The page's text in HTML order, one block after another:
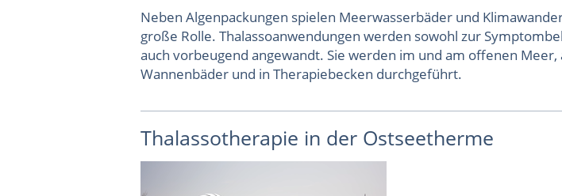
Neben Algenpackungen spielen Meerwasserbäder und
große Rolle. Thalassoanwendungen werden sowohl zur
auch vorbeugend angewandt. Sie werden im und am offenen Meer,
Wannenbäder und in Therapiebecken durchgeführt.
Thalassotherapie in der Ostseetherme